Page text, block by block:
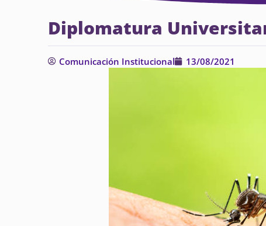
Diplomatura
Comunicación Institucional 13/08/2021